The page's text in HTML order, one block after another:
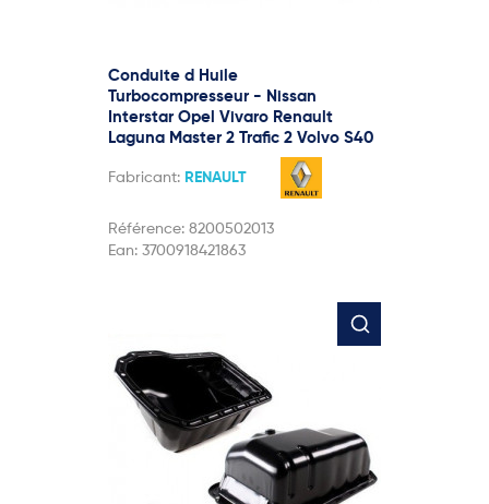
Conduite d Huile
Turbocompresseur - Nissan
Interstar Opel Vivaro Renault
Laguna Master 2 Trafic 2 Volvo S40
Fabricant: RENAULT
Référence: 8200502013
Ean: 3700918421863